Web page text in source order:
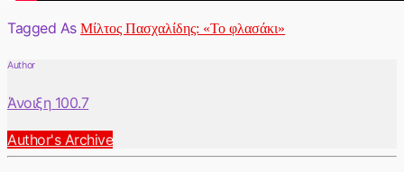
Tagged AsΜίλτος Πασχαλίδης: «Το φλασάκι»
Author
Άνοιξη 100.7
Author's Archive